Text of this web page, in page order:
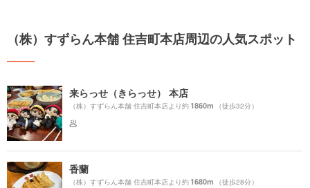
（株）すずらん本舗 住吉町本店周辺の人気スポット
来らっせ（きらっせ） 本店
（株）すずらん本舗 住吉町本店より約1860m （徒歩32分）
🥟
香蘭
（株）すずらん本舗 住吉町本店より約1680m （徒歩28分）